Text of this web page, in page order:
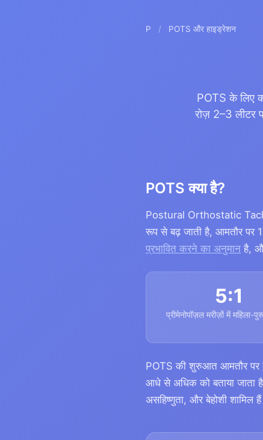
P / POTS और हाइड्रेशन
POTS के लिए
रोज़ 2–3 लीटर
POTS क्या है?
Postural Orthostatic
रूप से बढ़ जाती है, आमतौर पर
प्रभावित करने का अनुमान है,
5:1
प्रीमेनोपॉज़ल मरीज़ों में महिला-
POTS की शुरुआत आमतौर पर
आधे से अधिक को बताया जाता
असहिष्णुता, और बेहोशी शामिल